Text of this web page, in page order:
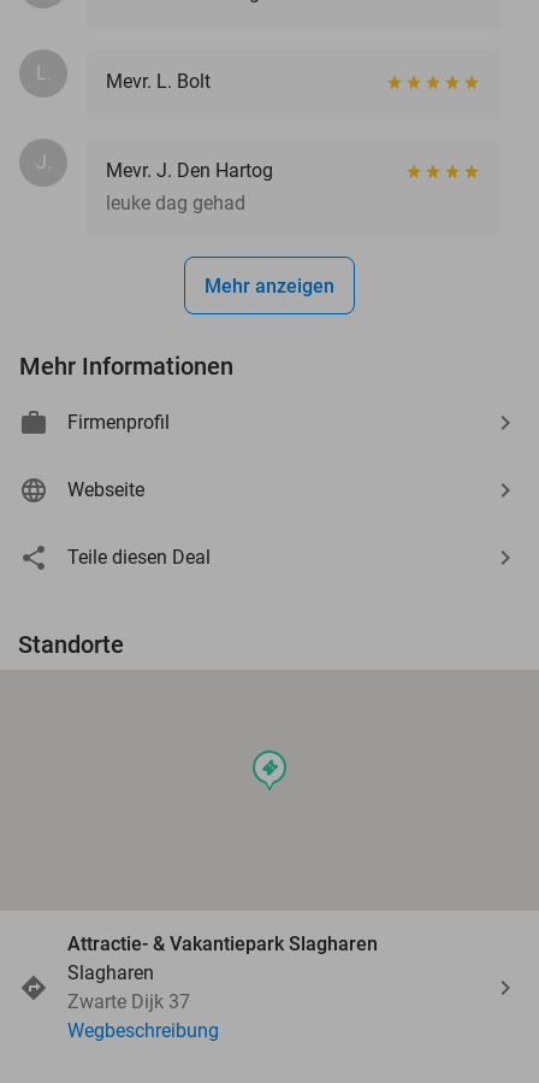
L. Mevr. L. Bolt
J.
Mevr. J. Den Hartog
leuke dag gehad
Mehr anzeigen
Mehr Informationen
Firmenprofil
Webseite
Teile diesen Deal
Standorte
events
Attractie- & Vakantiepark Slagharen
Slagharen
Zwarte Dijk 37
Wegbeschreibung